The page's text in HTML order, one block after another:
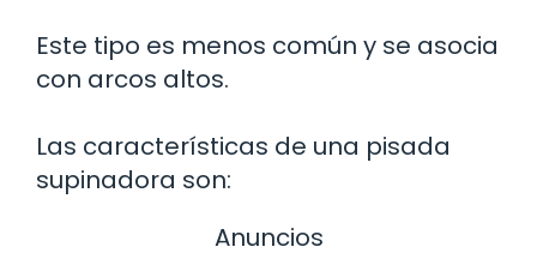
Este tipo es menos común y se asocia
con arcos altos.
Las características de una pisada
supinadora son:
Anuncios